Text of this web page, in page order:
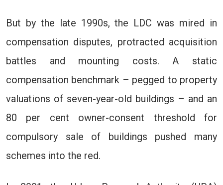
But by the late 1990s, the LDC was mired in
compensation disputes, protracted acquisition
battles and mounting costs. A static
compensation benchmark – pegged to property
valuations of seven-year-old buildings – and an
80 per cent owner-consent threshold for
compulsory sale of buildings pushed many
schemes into the red.